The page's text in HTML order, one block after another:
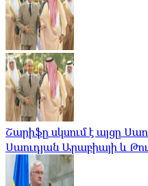
Շարիֆը սկսում է այցը
Սաուդյան Արաբիայի և